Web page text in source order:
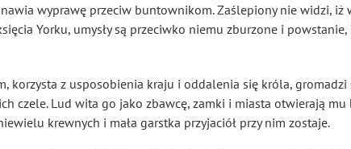
wyprawę przeciw buntownikom. Zaślepiony nie widzi, iż
Yorku, umysły są przeciwko niemu zburzone i
korzysta z usposobienia kraju i oddalenia się króla, gromadzi
czele. Lud wita go jako zbawcę, zamki i miasta otwierają
krewnych i mała garstka przyjaciół przy nim zostaje.